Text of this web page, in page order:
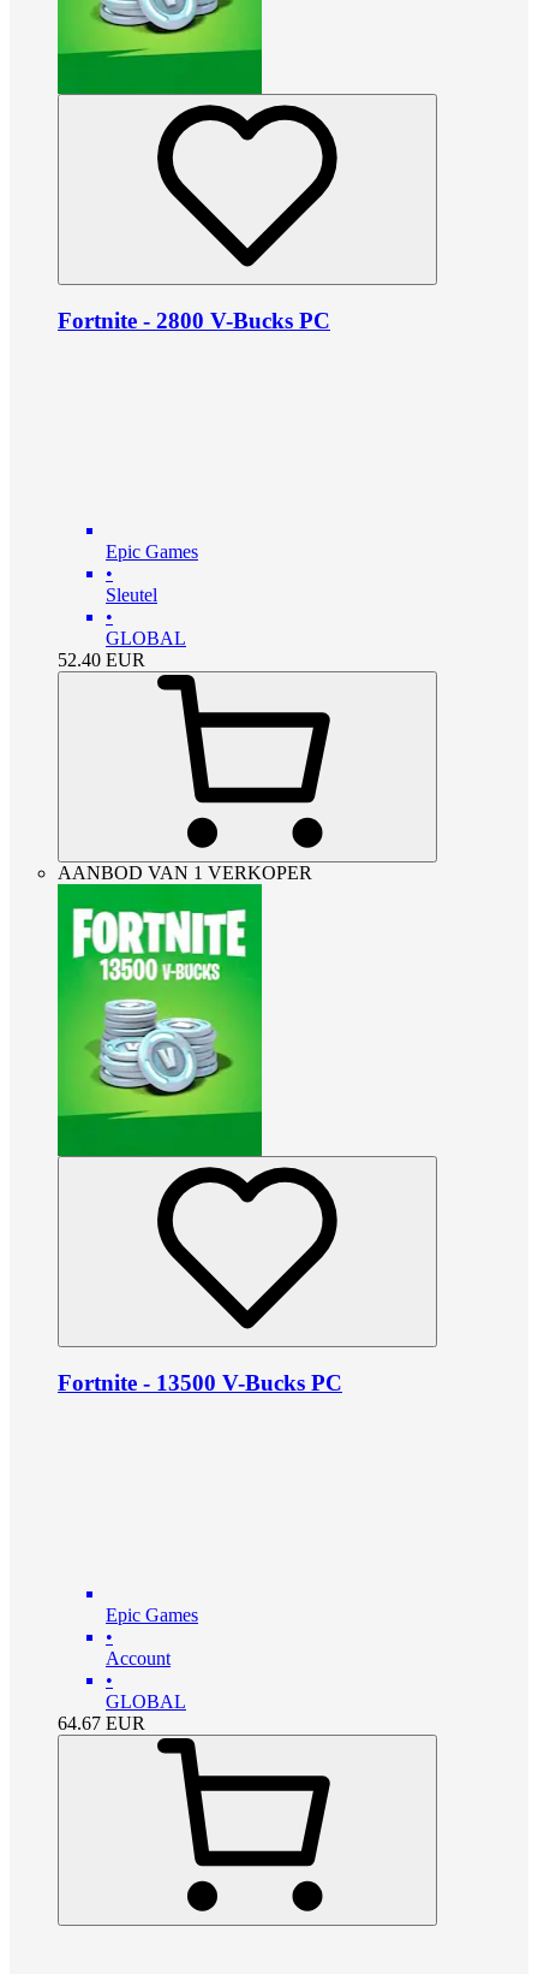
Fortnite - 2800 V-Bucks PC
Epic Games
•
Sleutel
•
GLOBAL
52.40 EUR
AANBOD VAN 1 VERKOPER
Fortnite - 13500 V-Bucks PC
Epic Games
•
Account
•
GLOBAL
64.67 EUR